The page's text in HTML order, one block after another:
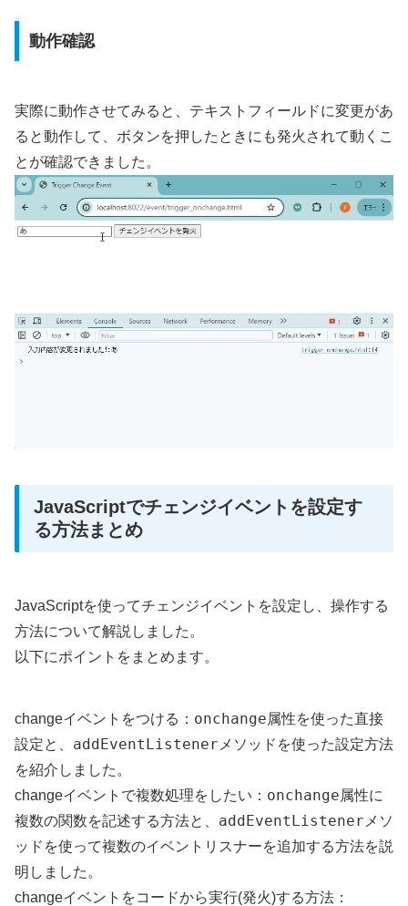
動作確認
実際に動作させてみると、テキストフィールドに変更があ
ると動作して、ボタンを押したときにも発火されて動くこ
とが確認できました。
JavaScriptでチェンジイベントを設定す
る方法まとめ
JavaScriptを使ってチェンジイベントを設定し、操作する
方法について解説しました。
以下にポイントをまとめます。
changeイベントをつける： onchange属性を使った直接
設定と、 addEventListener メソッドを使った設定方法
を紹介しました。
changeイベントで複数処理をしたい： onchange属性に
複数の関数を記述する方法と、 addEventListener メソ
ッドを使って複数のイベントリスナーを追加する方法を説
明しました。
changeイベントをコードから実行(発火)する方法：